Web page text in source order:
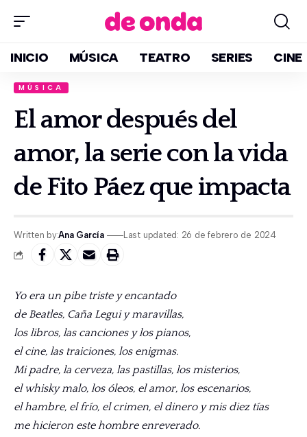
INICIO MÚSICA TEATRO SERIES CINE
MÚSICA
El amor después del
amor, la serie con la vida
de Fito Páez que impacta
Written by:Ana García Last updated: 26 de febrero de 2024
Yo era un pibe triste y encantado
de Beatles, Caña Legui y maravillas,
los libros, las canciones y los pianos,
el cine, las traiciones, los enigmas.
Mi padre, la cerveza, las pastillas, los misterios,
el whisky malo, los óleos, el amor, los escenarios,
el hambre, el frío, el crimen, el dinero y mis diez tías
me hicieron este hombre enreverado.